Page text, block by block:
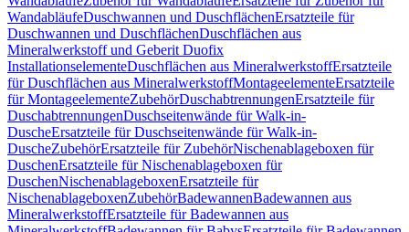
WandabläufeDuschwannen und DuschflächenErsatzteile für
Duschwannen und DuschflächenDuschflächen aus
Mineralwerkstoff und Geberit Duofix
InstallationselementeDuschflächen aus MineralwerkstoffErsatzteile
für Duschflächen aus MineralwerkstoffMontageelementeErsatzteile
für MontageelementeZubehörDuschabtrennungenErsatzteile für
DuschabtrennungenDuschseitenwände für Walk-in-
DuscheErsatzteile für Duschseitenwände für Walk-in-
DuscheZubehörErsatzteile für ZubehörNischenablageboxen für
DuschenErsatzteile für Nischenablageboxen für
DuschenNischenablageboxenErsatzteile für
NischenablageboxenZubehörBadewannenBadewannen aus
MineralwerkstoffErsatzteile für Badewannen aus